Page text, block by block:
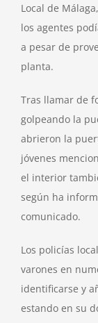
Local de
los agentes
a pesar de
planta.
Tras llamar de
golpeando la
abrieron la
jóvenes
el interior
según ha
comunicado.
Los policías
varones en
identificarse y
estando en su